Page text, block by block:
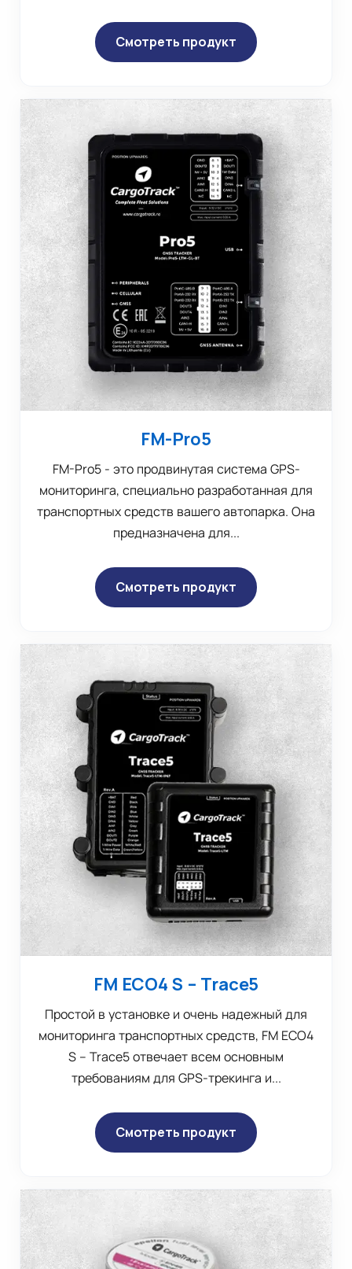
Смотреть продукт
FM-Pro5
FM-Pro5 - это продвинутая система GPS-
мониторинга, специально разработанная для
транспортных средств вашего автопарка. Она
предназначена для...
Смотреть продукт
FM ECO4 S – Trace5
Простой в установке и очень надежный для
мониторинга транспортных средств, FM ECO4
S – Trace5 отвечает всем основным
требованиям для GPS-трекинга и...
Смотреть продукт